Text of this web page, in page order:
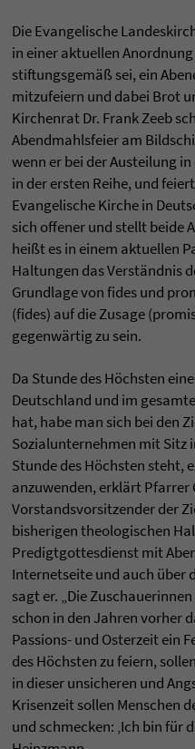
Die Evangelische
in einer aktuellen
stiftungsgemäß sei, ein
mitzufeiern und dabei Brot
Kirchenrat Dr. Frank Zeeb
Abendmahlsfeier am
wenn er bei der Austeilung
in der ersten Reihe, und
Evangelische Kirche in
sich offener und stellt beide
heißt es in einem aktuellen
Haltungen das Verständnis
Grundlage von fides und
(fides) auf die Zusage
gegenwärtig zu sein.
Da Stunde des Höchsten
Deutschland und im
hat, habe man sich bei den
Sozialunternehmen mit Sitz
Stunde des Höchsten steht,
anzuwenden, erklärt
Vorstandsvorsitzender der
bisherigen theologischen
Predigtgottesdienst mit
Internetseite und auch über
sagt er. „Die
schon in den Jahren vorher
Passions- und Osterzeit ein
des Höchsten zu feiern,
in dieser unsicheren und
Krisenzeit sollen Menschen
und schmecken: ‚Ich bin für